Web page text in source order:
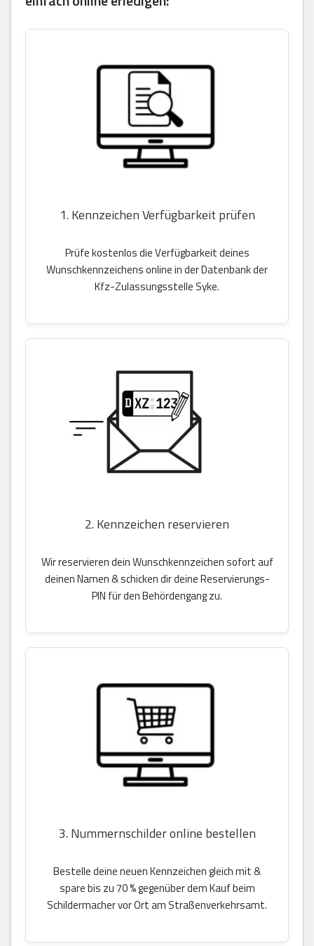
1. Kennzeichen Verfügbarkeit prüfen
Prüfe kostenlos die Verfügbarkeit deines
Wunschkennzeichens online in der Datenbank der
Kfz-Zulassungsstelle Syke.
2. Kennzeichen reservieren
Wir reservieren dein Wunschkennzeichen sofort auf
deinen Namen & schicken dir deine Reservierungs-
PIN für den Behördengang zu.
3. Nummernschilder online bestellen
Bestelle deine neuen Kennzeichen gleich mit &
spare bis zu 70 % gegenüber dem Kauf beim
Schildermacher vor Ort am Straßenverkehrsamt.